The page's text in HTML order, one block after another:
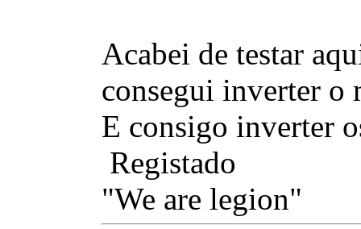
Acabei de testar
consegui inverter o
E consigo inverter
Registado
"We are legion"